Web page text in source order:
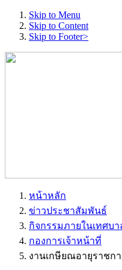
Skip to Menu
Skip to Content
Skip to Footer>
หน้าหลัก
ข่าวประชาสัมพันธ์
กิจกรรมภายในเทศบา
กองการเจ้าหน้าที่
งานเกษียณอายุราชก